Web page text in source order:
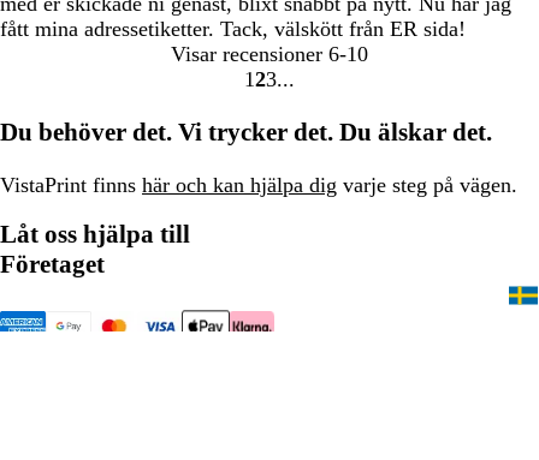
fått mina adressetiketter. Tack, välskött från ER sida!
Visar recensioner 6-10
Gå
sidan
1 Gå
sidan
2Gå
sidan
3
Du behöver det. Vi trycker det. Du älskar det.
VistaPrint finns här och kan hjälpa dig varje steg på vägen.
Låt oss hjälpa till
Företaget